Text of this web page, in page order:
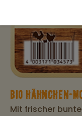
BIO HÄHNCHEN-
Mit frischer